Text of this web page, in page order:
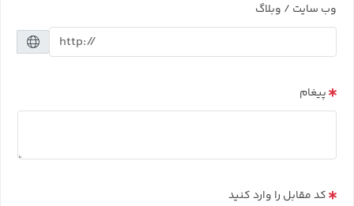
وب سایت / وبلاگ
پیغام
کد مقابل را وارد کنید